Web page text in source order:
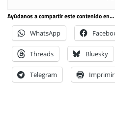
Ayúdanos a compartir este contenido en...
WhatsApp
Threads Bluesky
Telegram Imprimir